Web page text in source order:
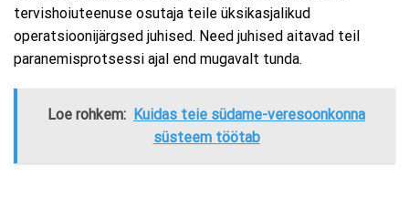
tervishoiuteenuse osutaja teile üksikasjalikud
operatsioonijärgsed juhised. Need juhised aitavad teil
paranemisprotsessi ajal end mugavalt tunda.
Loe rohkem: Kuidas teie südame-veresoonkonna
süsteem töötab